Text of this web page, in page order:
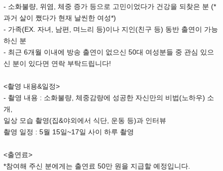
- 소화불량, 위염, 체중 증가 등으로 고민이었다가 건강을 되찾은 분 (*
과거 살이 쪘다가 현재 날씬한 여성*)
- 가족(EX. 자녀, 남편, 며느리 등)이나 지인(친구 등) 동반 출연이 가능
하신 분ﾠ
- 최근 6개월 이내에 방송 출연이 없으신 50대 여성분들 중 관심 있으
신 분이 있다면 연락 부탁드립니다!
<촬영 내용&일정>
- 촬영 내용 : 소화불량, 체중감량에 성공한 자신만의 비법(노하우) 소
개,
일상 모습 촬영(집&야외에서 식단, 운동 등)과 인터뷰
촬영 일정 : 5월 15일~17일 사이 하루 촬영
<출연료>
*참여해 주신 분에게는 출연료 50만 원을 지급할 예정입니다.